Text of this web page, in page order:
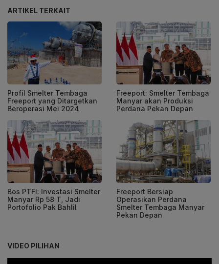
ARTIKEL TERKAIT
Profil Smelter Tembaga
Freeport yang Ditargetkan
Beroperasi Mei 2024
Freeport: Smelter Tembaga
Manyar akan Produksi
Perdana Pekan Depan
Bos PTFI: Investasi Smelter
Manyar Rp 58 T, Jadi
Portofolio Pak Bahlil
Freeport Bersiap
Operasikan Perdana
Smelter Tembaga Manyar
Pekan Depan
VIDEO PILIHAN